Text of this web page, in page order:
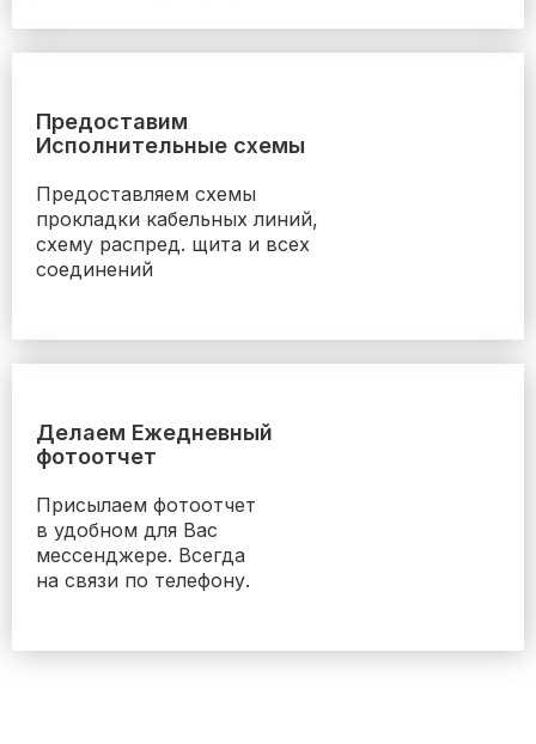
Предоставим
Исполнительные схемы
Предоставляем схемы
прокладки кабельных линий,
схему распред. щита и всех
соединений
Делаем Ежедневный
фотоотчет
Присылаем фотоотчет
в удобном для Вас
мессенджере. Всегда
на связи по телефону.